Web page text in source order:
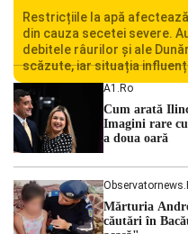
Restricțiile la apă
din cauza secetei severe.
debitele râurilor și ale
scăzute, iar situația
Centralei Nucleare de la
cu una dintre cele mai
hidrologic din ultimii ani.
A1.ro
Cum arată
Imagini rare
a doua oară
Mărturia
căutări în